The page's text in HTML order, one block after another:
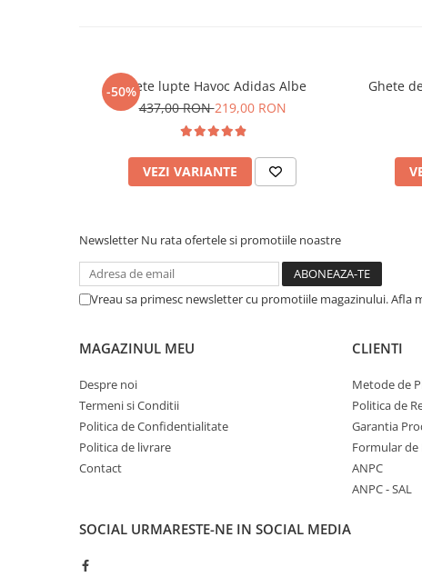
-50%
Ghete lupte Havoc Adidas Albe
437,00 RON219,00 RON
VEZI VARIANTE
Ghete
Newsletter Nu rata ofertele si promotiile noastre
Vreau sa primesc newsletter cu promotiile magazinului. Afla
MAGAZINUL MEU
Despre noi
Termeni si Conditii
Politica de Confidentialitate
Politica de livrare
Contact
CLIENTI
Metode de
Politica de
Garantia
Formular de
ANPC
ANPC - SAL
SOCIAL URMARESTE-NE IN SOCIAL MEDIA